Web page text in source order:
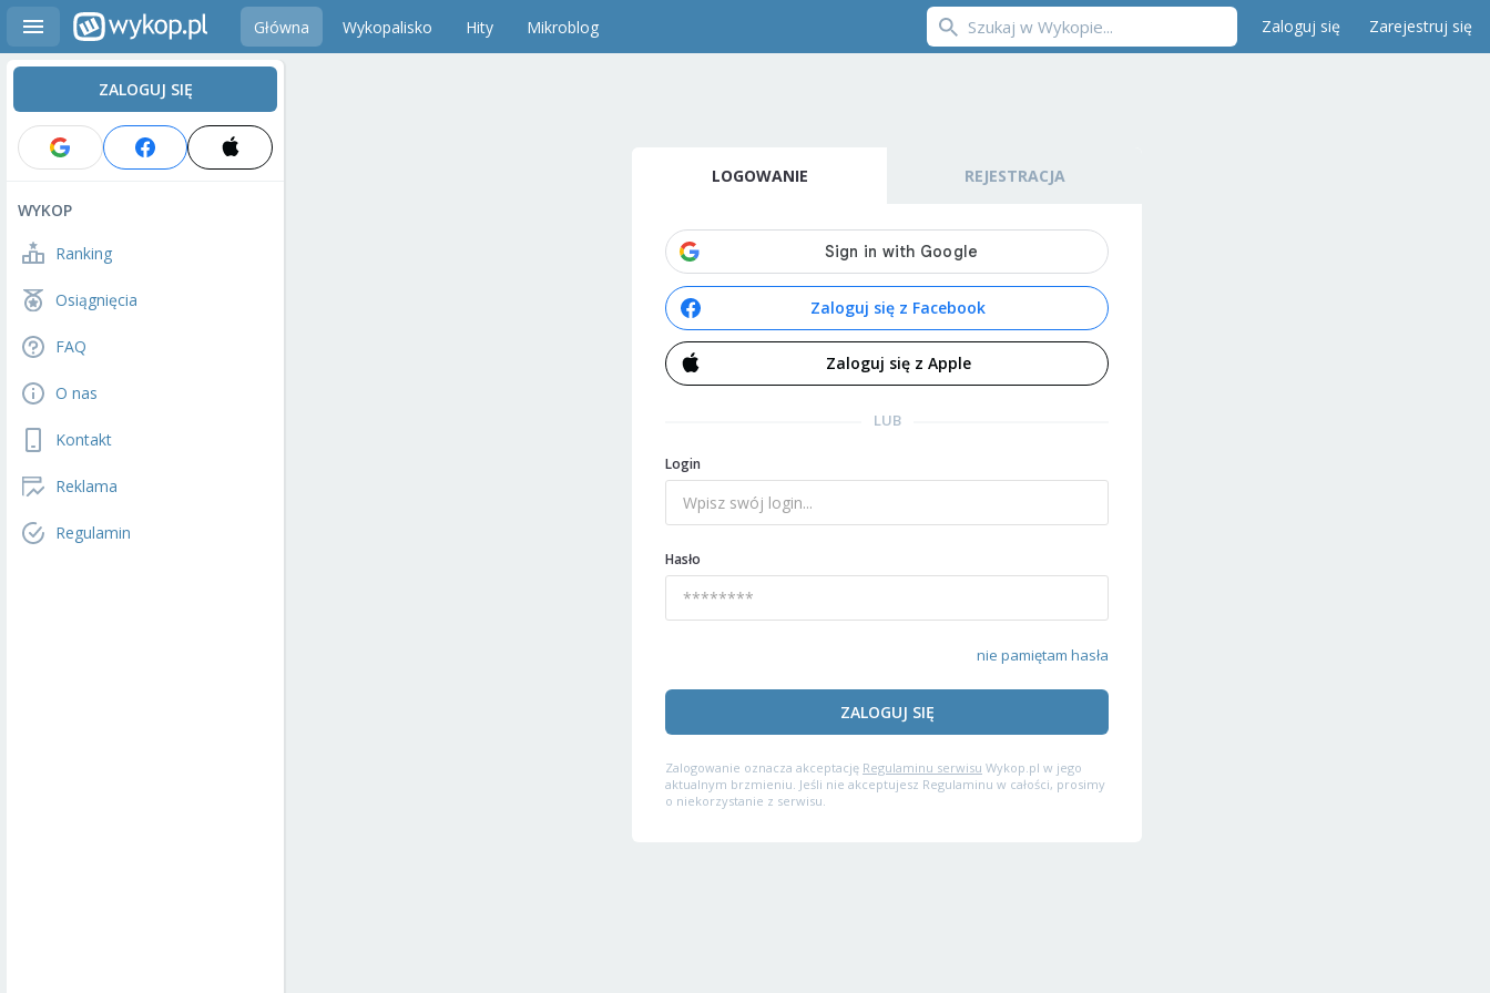
Główna Wykopalisko Hity Mikroblog Zaloguj się Zarejestruj się
ZALOGUJ SIĘ
WYKOP
Ranking
Osiągnięcia
FAQ
O nas
Kontakt
Reklama
Regulamin
LOGOWANIE REJESTRACJA
Zaloguj się z Facebook
Zaloguj się z Apple
LUB
Login
Hasło
nie pamiętam hasła
ZALOGUJ SIĘ
Zalogowanie oznacza akceptację Regulaminu serwisu Wykop.pl w jego
aktualnym brzmieniu. Jeśli nie akceptujesz Regulaminu w całości, prosimy
o niekorzystanie z serwisu.